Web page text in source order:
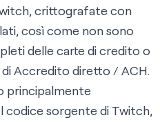
crittografate con
così come non sono
delle carte di credito o
Accredito diretto / ACH.
principalmente
codice sorgente di Twitch,